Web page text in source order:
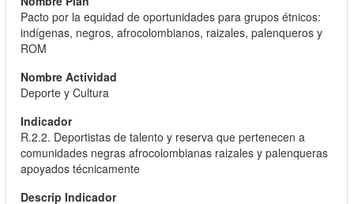
Pacto por la equidad de oportunidades para grupos étnicos:
indígenas, negros, afrocolombianos, raizales, palenqueros y
ROM
Deporte y Cultura
R.2.2. Deportistas de talento y reserva que pertenecen a
comunidades negras afrocolombianas raizales y palenqueras
apoyados técnicamente